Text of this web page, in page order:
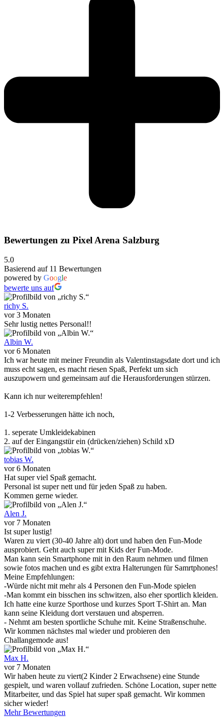
Bewertungen zu Pixel Arena Salzburg
5.0
Basierend auf 11 Bewertungen
powered by Google
bewerte uns auf
richy S.
vor 3 Monaten
Sehr lustig nettes Personal!!
Albin W.
vor 6 Monaten
Ich war heute mit meiner Freundin als Valentinstagsdate dort und ich
muss echt sagen, es macht riesen Spaß, Perfekt um sich
auszupowern und gemeinsam auf die Herausforderungen stürzen.
Kann ich nur weiterempfehlen!
1-2 Verbesserungen hätte ich noch,
1. seperate Umkleidekabinen
2. auf der Eingangstür ein (drücken/ziehen) Schild xD
tobias W.
vor 6 Monaten
Hat super viel Spaß gemacht.
Personal ist super nett und für jeden Spaß zu haben.
Kommen gerne wieder.
Alen J.
vor 7 Monaten
Ist super lustig!
Waren zu viert (30-40 Jahre alt) dort und haben den Fun-Mode
ausprobiert. Geht auch super mit Kids der Fun-Mode.
Man kann sein Smartphone mit in den Raum nehmen und filmen
sowie fotos machen und es gibt extra Halterungen für Samrtphones!
Meine Empfehlungen:
-Würde nicht mit mehr als 4 Personen den Fun-Mode spielen
-Man kommt ein bisschen ins schwitzen, also eher sportlich kleiden.
Ich hatte eine kurze Sporthose und kurzes Sport T-Shirt an. Man
kann seine Kleidung dort verstauen und absperren.
- Nehmt am besten sportliche Schuhe mit. Keine Straßenschuhe.
Wir kommen nächstes mal wieder und probieren den
Challangemode aus!
Max H.
vor 7 Monaten
Wir haben heute zu viert(2 Kinder 2 Erwachsene) eine Stunde
gespielt, und waren vollauf zufrieden. Schöne Location, super nette
Mitarbeiter, und das Spiel hat super spaß gemacht. Wir kommen
sicher wieder!
Mehr Bewertungen